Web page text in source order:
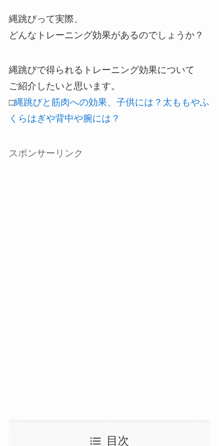
縄跳びって実際、
どんなトレーニング効果があるのでしょうか？
縄跳びで得られるトレーニング効果について
ご紹介したいと思います。
□縄跳びと筋肉への効果、子供には？太ももやふ
くらはぎや背中や腕には？
スポンサーリンク
目次